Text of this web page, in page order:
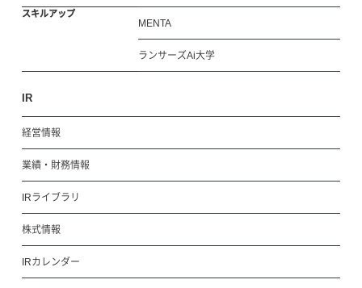
スキルアップ
MENTA
ランサーズAi大学
IR
経営情報
業績・財務情報
IRライブラリ
株式情報
IRカレンダー